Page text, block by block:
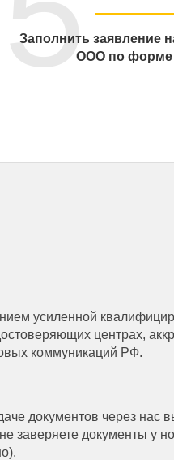
Заполнить заявление
ООО по форме
усиленной
центрах,
коммуникаций РФ.
документов через нас
заверяете документы у